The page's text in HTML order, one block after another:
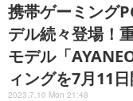
携帯ゲーミング
デル続々登場！
モデル「
ィングを7月11
2023.7.10 Mon 21:48